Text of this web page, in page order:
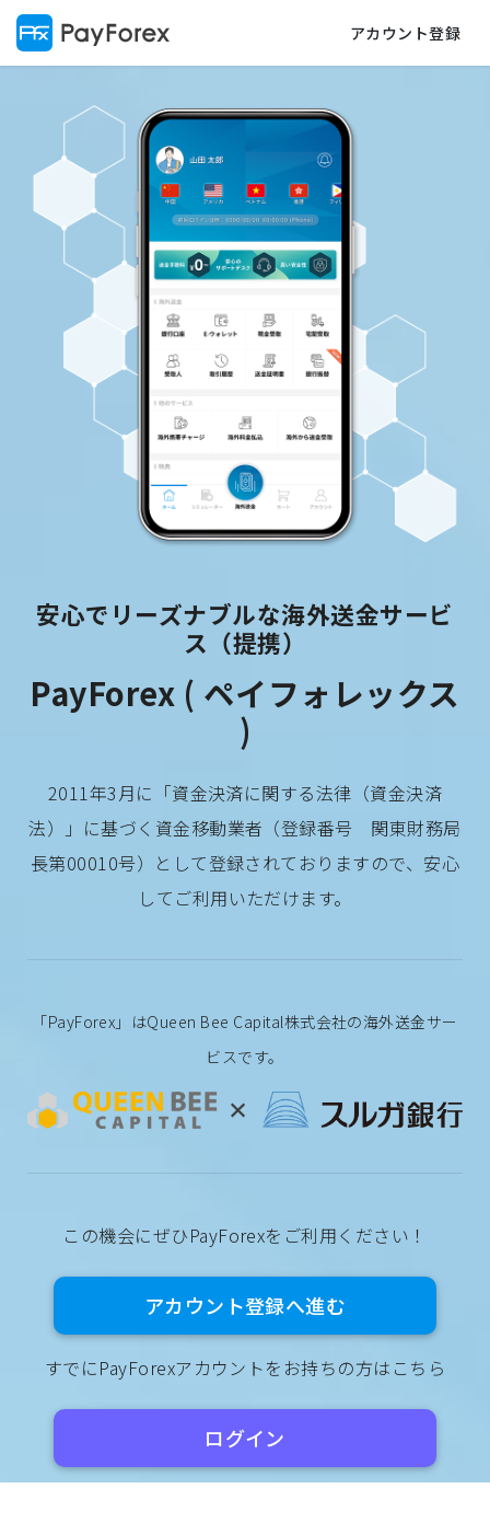
アカウント登録
安心でリーズナブルな海外送金サービ
ス（提携）
PayForex ( ペイフォレックス
)
2011年3月に「資金決済に関する法律（資金決済
法）」に基づく資金移動業者（登録番号 関東財務局
長第00010号）として登録されておりますので、安心
してご利用いただけます。
「PayForex」はQueen Bee Capital株式会社の海外送金サー
ビスです。
この機会にぜひPayForexをご利用ください！
すでにPayForexアカウントをお持ちの方はこちら
アカウント登録へ進む
ログイン